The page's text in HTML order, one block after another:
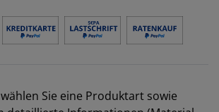
Sie eine Produktart sowie